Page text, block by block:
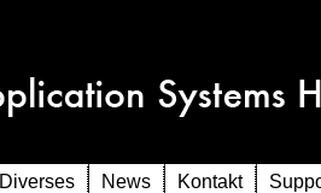
Diverses News Kontakt